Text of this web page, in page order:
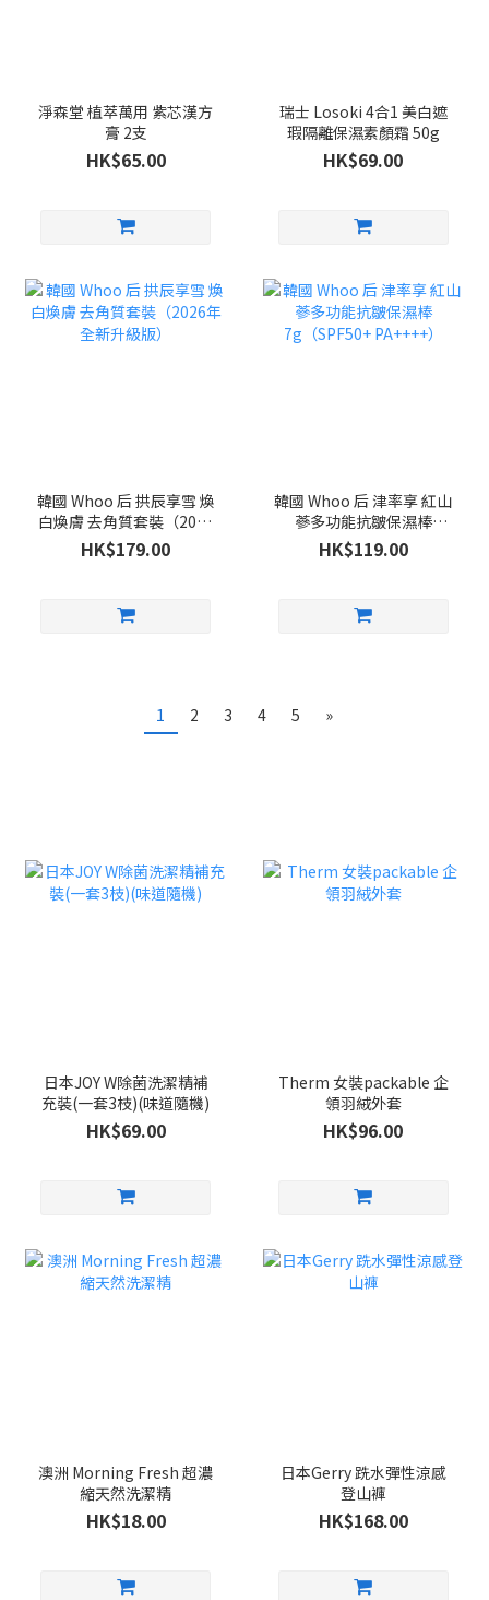
淨森堂 植萃萬用 紫芯漢方
膏 2支
HK$65.00
瑞士 Losoki 4合1 美白遮
瑕隔離保濕素顏霜 50g
HK$69.00
韓國 Whoo 后 拱辰享雪 煥
白煥膚 去角質套裝（2026
年全新升級版）
HK$179.00
韓國 Whoo 后 津率享 紅山
蔘多功能抗皺保濕棒
7g（SPF50+ PA++++）
HK$119.00
1 2 3 4 5 »
日本JOY W除菌洗潔精補
充裝(一套3枝)(味道隨機)
HK$69.00
Therm 女裝packable 企
領羽絨外套
HK$96.00
澳洲 Morning Fresh 超濃
縮天然洗潔精
HK$18.00
日本Gerry 跣水彈性涼感
登山褲
HK$168.00